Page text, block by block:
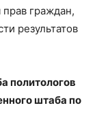
граждан,
результатов
политологов
штаба по